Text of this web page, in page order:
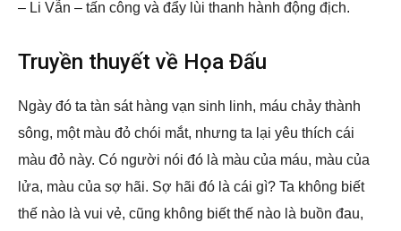
– Li Vẫn – tấn công và đẩy lùi thanh hành động địch.
Truyền thuyết về Họa Đấu
Ngày đó ta tàn sát hàng vạn sinh linh, máu chảy thành
sông, một màu đỏ chói mắt, nhưng ta lại yêu thích cái
màu đỏ này. Có người nói đó là màu của máu, màu của
lửa, màu của sợ hãi. Sợ hãi đó là cái gì? Ta không biết
thế nào là vui vẻ, cũng không biết thế nào là buồn đau,